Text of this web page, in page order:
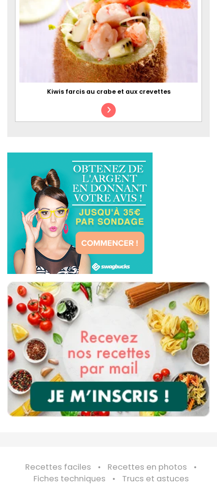
Kiwis farcis au crabe et aux crevettes
Recettes faciles
Recettes en photos
Fiches techniques
Trucs et astuces